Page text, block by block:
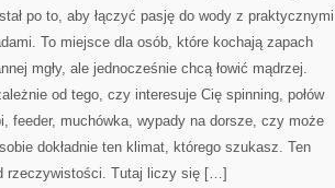
po to, aby łączyć pasję do wody z praktycznymi
To miejsce dla osób, które kochają zapach
mgły, ale jednocześnie chcą łowić mądrzej.
od tego, czy interesuje Cię spinning, połów
feeder, muchówka, wypady na dorsze, czy może
dokładnie ten klimat, którego szukasz. Ten
rzeczywistości. Tutaj liczy się […]